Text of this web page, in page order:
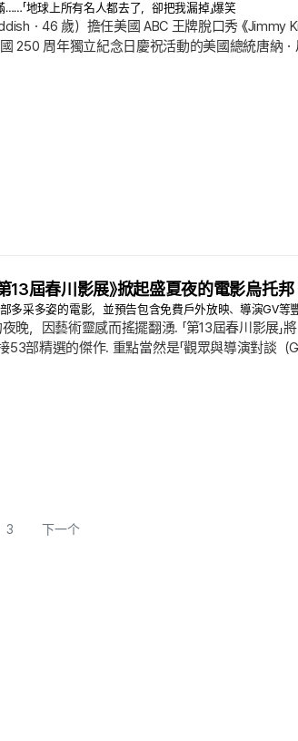
「地球上所有名人都去了，卻把我漏掉」爆笑
・46 歲）擔任美國 ABC 王牌脫口秀 《Jimmy
國 250 周年獨立紀念日慶祝活動的美國總統唐納
屆春川影展》掀起盛夏夜的電影烏托邦
采多姿的電影，並預告包含免費戶外放映、導演GV等
，因藝術靈感而搖擺翻湧. 「第13屆春川影展」
精選的傑作. 重點當然是「觀眾與導演對談（GV
3 下一个